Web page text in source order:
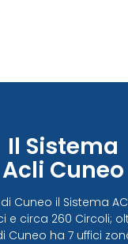
Il Sistema
Acli Cuneo
Cuneo il Sistema
e circa 260 Circoli;
Cuneo ha 7 uffici